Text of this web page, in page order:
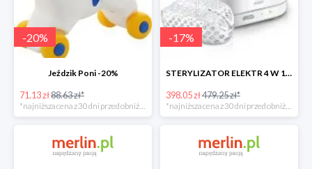
-20%
Jeździk Poni -20%
71.13 zł88.63 zł*
*najniższa cena z 30 dni przed obniżką
-17%
STERYLIZATOR ELEKTR 4 W 1 -17%
398.05 zł479.25 zł*
*najniższa cena z 30 dni przed obniżką